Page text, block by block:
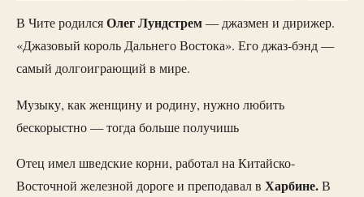
В Чите родилсяОлег Лундстрем— джазмен и дирижер.
«Джазовый король Дальнего Востока». Его джаз-бэнд —
самый долгоиграющий в мире.
Музыку, как женщину и родину, нужно любить
бескорыстно — тогда больше получишь
Отец имел шведские корни, работал на Китайско-
Восточной железной дороге и преподавал в Харбине.В